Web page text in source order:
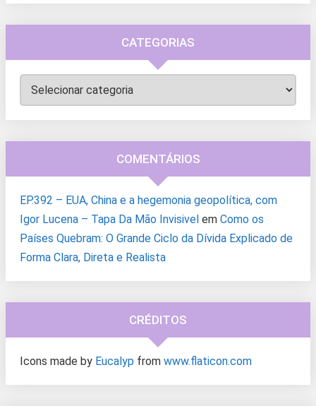
CATEGORIAS
Categorias
COMENTÁRIOS
EP.392 – EUA, China e a hegemonia geopolítica, com
Igor Lucena – Tapa Da Mão Invisivel em Como os
Países Quebram: O Grande Ciclo da Dívida Explicado de
Forma Clara, Direta e Realista
CRÉDITOS
Icons made by Eucalyp from www.flaticon.com